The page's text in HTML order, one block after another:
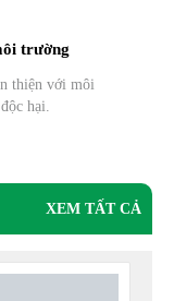
trường
thiện với môi
hại.
XEM TẤT CẢ